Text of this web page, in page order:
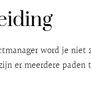
word je
er meerdere